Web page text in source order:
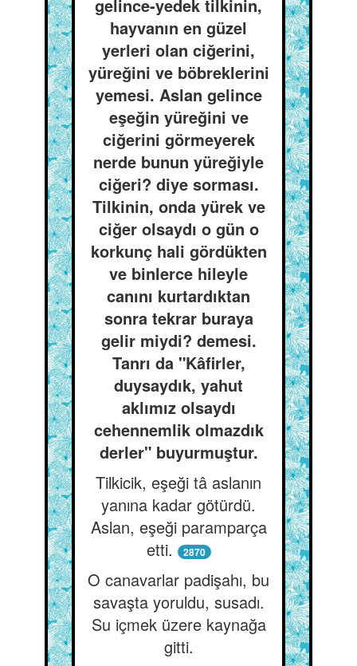
gelince-yedek tilkinin,
hayvanın en güzel
yerleri olan ciğerini,
yüreğini ve böbreklerini
yemesi. Aslan gelince
eşeğin yüreğini ve
ciğerini görmeyerek
nerde bunun yüreğiyle
ciğeri? diye sorması.
Tilkinin, onda yürek ve
ciğer olsaydı o gün o
korkunç hali gördükten
ve binlerce hileyle
canını kurtardıktan
sonra tekrar buraya
gelir miydi? demesi.
Tanrı da "Kâfirler,
duysaydık, yahut
aklımız olsaydı
cehennemlik olmazdık
derler" buyurmuştur.
Tilkicik, eşeği tâ aslanın
yanına kadar götürdü.
Aslan, eşeği paramparça
etti.
2870
O canavarlar padişahı, bu
savaşta yoruldu, susadı.
Su içmek üzere kaynağa
gitti.